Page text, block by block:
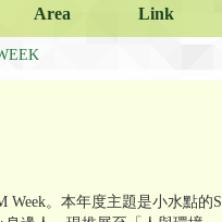
Area
Link
Week。本年度主題是小水點